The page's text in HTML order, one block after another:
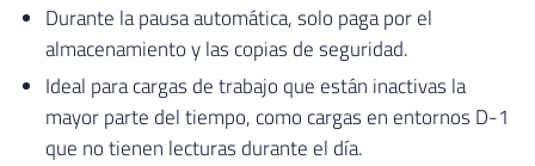
Durante la pausa automática, solo paga por el
almacenamiento y las copias de seguridad.
Ideal para cargas de trabajo que están inactivas la
mayor parte del tiempo, como cargas en entornos D-1
que no tienen lecturas durante el día.